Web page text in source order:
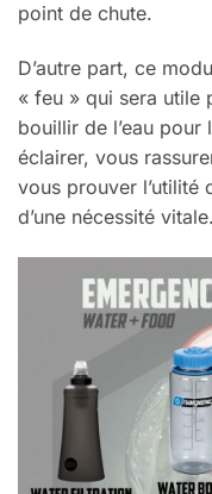
point de chute.
D’autre part, ce
« feu » qui sera utile
bouillir de l’eau
éclairer, vous
vous prouver l’utilité
d’une nécessité vitale.